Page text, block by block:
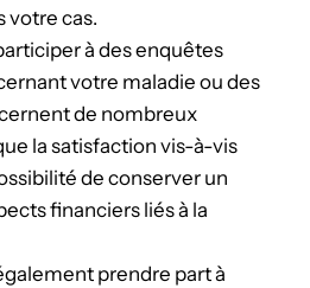
votre cas.
à des enquêtes
votre maladie ou des
de nombreux
la satisfaction vis-à-vis
de conserver un
financiers liés à la
prendre part à